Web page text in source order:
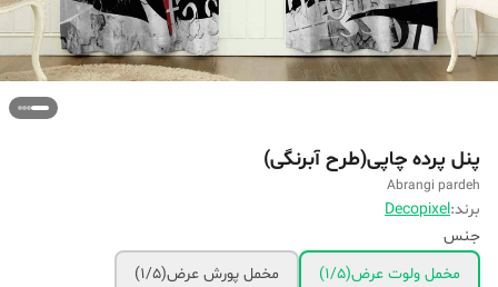
پنل پرده چاپی(طرح آبرنگی)
Abrangi pardeh
برند:Decopixel
جنس
مخمل ولوت عرض(۱/۵)
مخمل پورش عرض(۱/۵)